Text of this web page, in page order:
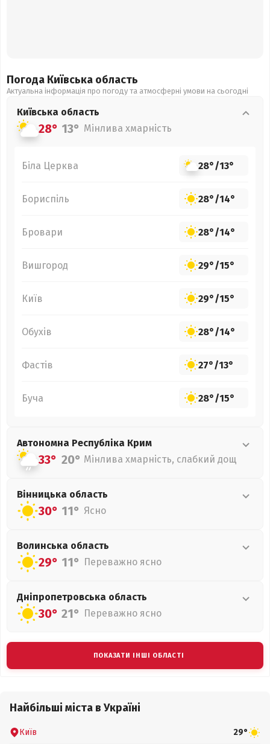
Погода Київська область
Актуальна інформація про погоду та атмосферні умови на сьогодні
Київська область
28° 13° Мінлива хмарність
Біла Церква 28°/13°
Бориспіль 28°/14°
Бровари 28°/14°
Вишгород 29°/15°
Київ 29°/15°
Обухів 28°/14°
Фастів 27°/13°
Буча 28°/15°
Автономна Республіка Крим
33° 20° Мінлива хмарність, слабкий дощ
Вінницька область
30° 11° Ясно
Волинська область
29° 11° Переважно ясно
Дніпропетровська область
30° 21° Переважно ясно
ПОКАЗАТИ ІНШІ ОБЛАСТІ
Найбільші міста в Україні
Київ 29°